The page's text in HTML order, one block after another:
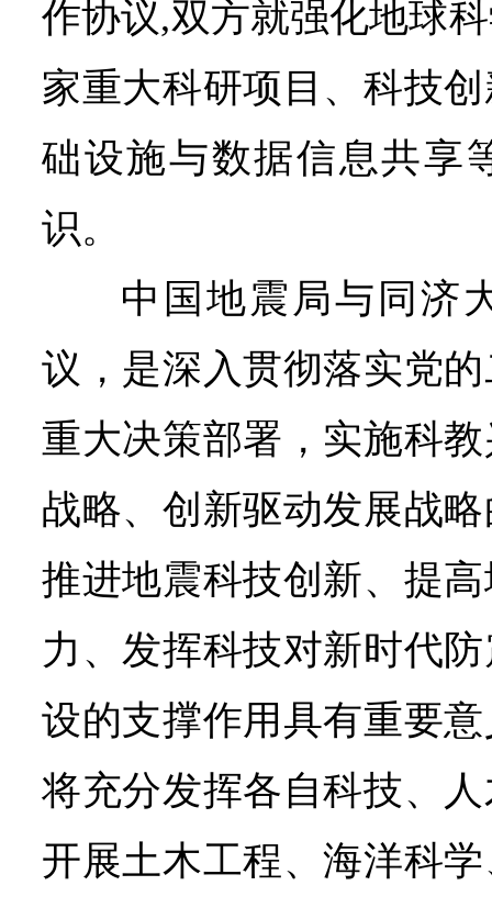
作协议,双方就强化地球
家重大科研项目、科技
础设施与数据信息共享
识。
中国地震局与同济
议，是深入贯彻落实党
重大决策部署，实施科
战略、创新驱动发展战
推进地震科技创新、提
力、发挥科技对新时代
设的支撑作用具有重要
将充分发挥各自科技、
开展土木工程、海洋科